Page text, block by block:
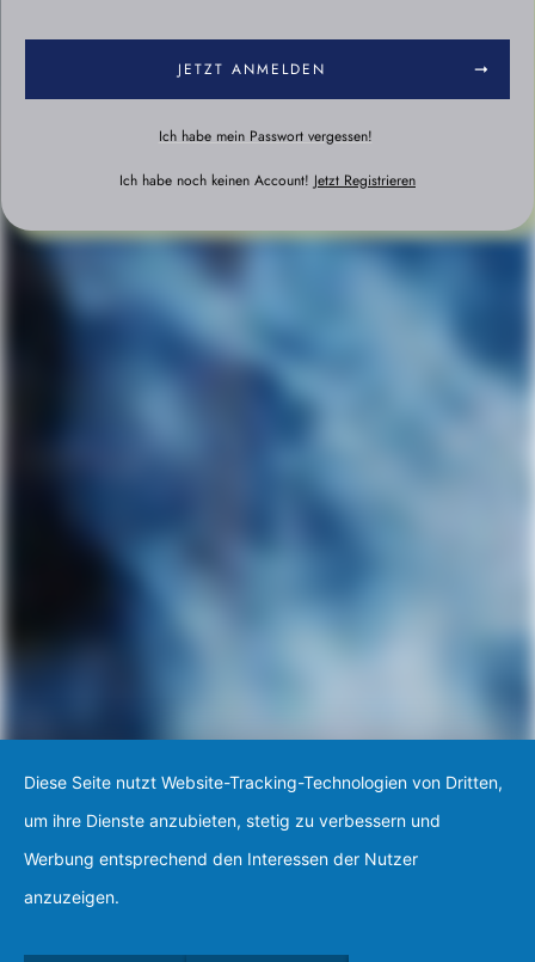
JETZT ANMELDEN
Ich habe mein Passwort vergessen!
Ich habe noch keinen Account! Jetzt Registrieren
Diese Seite nutzt Website-Tracking-Technologien von Dritten,
um ihre Dienste anzubieten, stetig zu verbessern und
Werbung entsprechend den Interessen der Nutzer
anzuzeigen.